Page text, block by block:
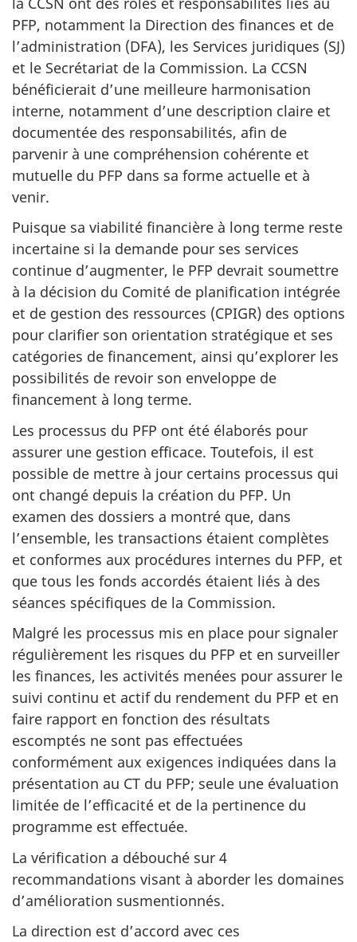
PFP, notamment la Direction des finances et de
l’administration (DFA), les Services juridiques (SJ)
et le Secrétariat de la Commission. La CCSN
bénéficierait d’une meilleure harmonisation
interne, notamment d’une description claire et
documentée des responsabilités, afin de
parvenir à une compréhension cohérente et
mutuelle du PFP dans sa forme actuelle et à
venir.
Puisque sa viabilité financière à long terme reste
incertaine si la demande pour ses services
continue d’augmenter, le PFP devrait soumettre
à la décision du Comité de planification intégrée
et de gestion des ressources (CPIGR) des options
pour clarifier son orientation stratégique et ses
catégories de financement, ainsi qu’explorer les
possibilités de revoir son enveloppe de
financement à long terme.
Les processus du PFP ont été élaborés pour
assurer une gestion efficace. Toutefois, il est
possible de mettre à jour certains processus qui
ont changé depuis la création du PFP. Un
examen des dossiers a montré que, dans
l’ensemble, les transactions étaient complètes
et conformes aux procédures internes du PFP, et
que tous les fonds accordés étaient liés à des
séances spécifiques de la Commission.
Malgré les processus mis en place pour signaler
régulièrement les risques du PFP et en surveiller
les finances, les activités menées pour assurer le
suivi continu et actif du rendement du PFP et en
faire rapport en fonction des résultats
escomptés ne sont pas effectuées
conformément aux exigences indiquées dans la
présentation au CT du PFP; seule une évaluation
limitée de l’efficacité et de la pertinence du
programme est effectuée.
La vérification a débouché sur 4
recommandations visant à aborder les domaines
d’amélioration susmentionnés.
La direction est d’accord avec ces